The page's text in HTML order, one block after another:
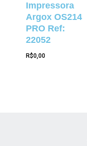
Impressora
Argox OS214
PRO Ref:
22052
R$0,00